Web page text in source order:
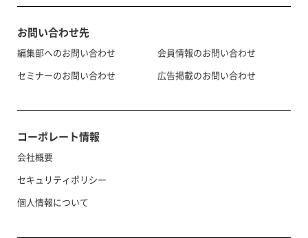
お問い合わせ先
編集部へのお問い合わせ
セミナーのお問い合わせ
会員情報のお問い合わせ
広告掲載のお問い合わせ
コーポレート情報
会社概要
セキュリティポリシー
個人情報について